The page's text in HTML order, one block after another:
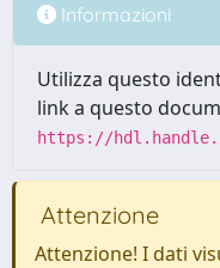
Informazioni
Utilizza questo
link a questo
https://
Attenzione
Attenzione! I dati